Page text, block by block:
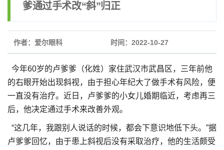
爹通过手术改“斜”归正
作者：爱尔眼科 时间：2022-10-27
今年60岁的卢爹爹（化姓）家住武汉市武昌区，三年前他
的右眼开始出现斜视，由于担心年纪大了做手术有风险，便
一直没有治疗。近日，卢爹爹的小女儿婚期临近，考虑再三
后，他决定通过手术来改善外观。
“这几年，我跟别人说话的时候，都会下意识地低下头。”据
卢爹爹回忆，由于患上斜视后没有采取治疗，他的生活颇受